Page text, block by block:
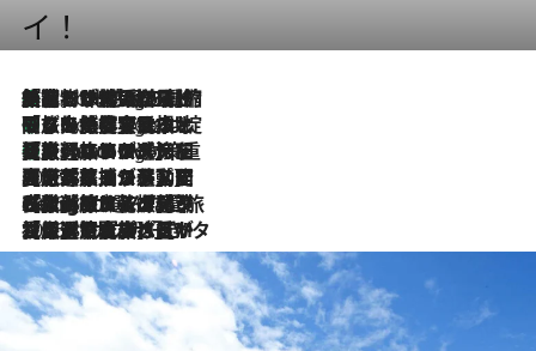
イ！
5 Hours Ago
「荷物が増えるほど旅ストレスは増す」美容ジャーナリストがたどり着いた最終結論。“化粧品を劇的に減らす”感動の凝縮美容とは
5 Hours Ago
「旅先には金髪ウィッグを持参」日本と同じメイクでは損してる!? 美容ジャーナリストが提案する“掟破りの旅美容”とは
5 Hours Ago
【厳選旅コスメ】「身軽さ＆UV対策重視！」ヘアアーティストshucoが選んだ夏旅ベストコスメを発表【Mサイズジップ】
2026.8.5
【厳選旅コスメ】国内をあちこち移動する河井菜摘が選んだ夏旅ベストコスメ発表！「リラックスアイテムはマスト」【Mサイズジップ】
2026.8.4
【厳選旅コスメ】「紫外線＆乾燥対策しながらメイク感も！」ヘア＆メイクGeorgeが選んだ夏旅ベストコスメを発表！【Mサイズジップ】
2026.8.3
【厳選旅コスメ】「保湿もタイパ重視！」“サウナ好き”タレント清水みさとが愛用する夏旅ベストコスメを発表！【Mサイズジップ】